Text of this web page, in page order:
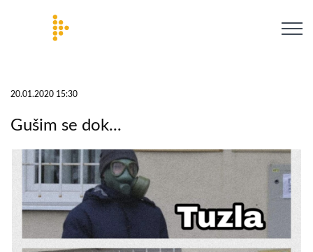
20.01.2020 15:30
Gušim se dok...